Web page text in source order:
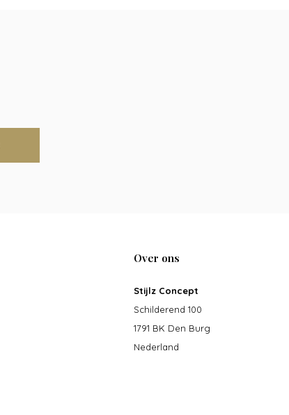
Over ons
Stijlz Concept
Schilderend 100
1791 BK Den Burg
Nederland